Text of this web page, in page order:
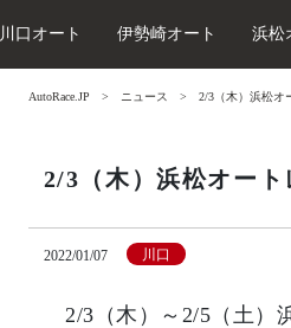
川口オート 伊勢崎オート 浜松
AutoRace.JP ニュース 2/3（木）浜松オ
2/3（木）浜松オート
2022/01/07 川口
2/3（木）～2/5（土）